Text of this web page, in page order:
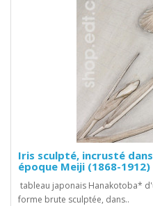
Iris sculpté, incrusté
époque Meiji (1868-1912)
tableau japonais Hanakotoba*
forme brute sculptée, dans..